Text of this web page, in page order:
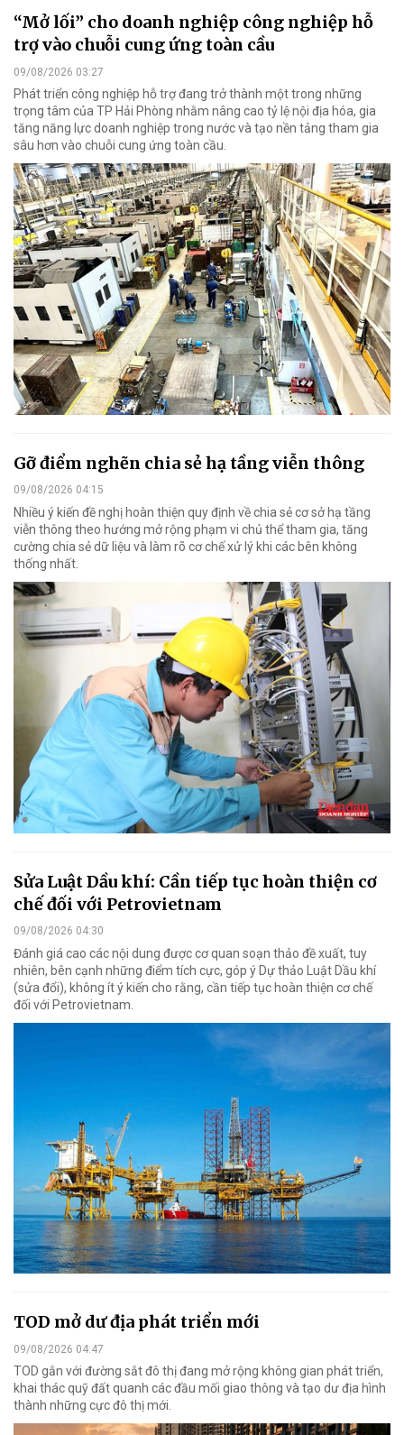
“Mở lối” cho doanh nghiệp công nghiệp hỗ
trợ vào chuỗi cung ứng toàn cầu
09/08/2026 03:27
Phát triển công nghiệp hỗ trợ đang trở thành một trong những
trọng tâm của TP Hải Phòng nhằm nâng cao tỷ lệ nội địa hóa, gia
tăng năng lực doanh nghiệp trong nước và tạo nền tảng tham gia
sâu hơn vào chuỗi cung ứng toàn cầu.
Gỡ điểm nghẽn chia sẻ hạ tầng viễn thông
09/08/2026 04:15
Nhiều ý kiến đề nghị hoàn thiện quy định về chia sẻ cơ sở hạ tầng
viễn thông theo hướng mở rộng phạm vi chủ thể tham gia, tăng
cường chia sẻ dữ liệu và làm rõ cơ chế xử lý khi các bên không
thống nhất.
Sửa Luật Dầu khí: Cần tiếp tục hoàn thiện cơ
chế đối với Petrovietnam
09/08/2026 04:30
Đánh giá cao các nội dung được cơ quan soạn thảo đề xuất, tuy
nhiên, bên cạnh những điểm tích cực, góp ý Dự thảo Luật Dầu khí
(sửa đổi), không ít ý kiến cho rằng, cần tiếp tục hoàn thiện cơ chế
đối với Petrovietnam.
TOD mở dư địa phát triển mới
09/08/2026 04:47
TOD gắn với đường sắt đô thị đang mở rộng không gian phát triển,
khai thác quỹ đất quanh các đầu mối giao thông và tạo dư địa hình
thành những cực đô thị mới.